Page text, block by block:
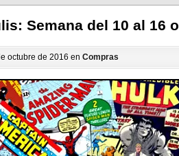
Semana del 10 al 16
octubre de 2016 en Compras